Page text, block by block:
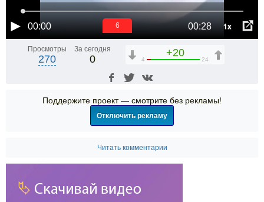
00:00 00:28 1x
6
Просмотры
270
За сегодня
0
+20
4 24
Поддержите проект — смотрите без рекламы!
Отключить рекламу
Читать комментарии